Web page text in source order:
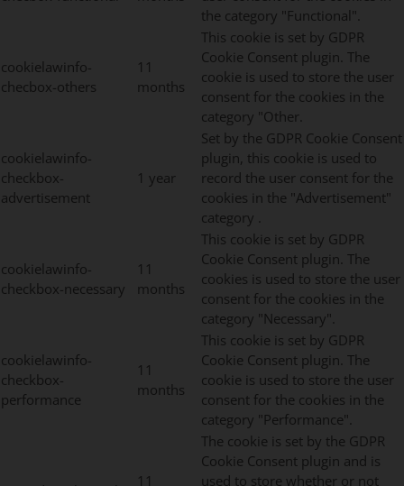
the category "Functional".
cookielawinfo-
checbox-others
11
months
This cookie is set by GDPR
Cookie Consent plugin. The
cookie is used to store the user
consent for the cookies in the
category "Other.
cookielawinfo-
checkbox-
advertisement
1 year
Set by the GDPR Cookie Consent
plugin, this cookie is used to
record the user consent for the
cookies in the "Advertisement"
category .
cookielawinfo-
checkbox-necessary
11
months
This cookie is set by GDPR
Cookie Consent plugin. The
cookies is used to store the user
consent for the cookies in the
category "Necessary".
cookielawinfo-
checkbox-
performance
11
months
This cookie is set by GDPR
Cookie Consent plugin. The
cookie is used to store the user
consent for the cookies in the
category "Performance".
11
The cookie is set by the GDPR
Cookie Consent plugin and is
used to store whether or not